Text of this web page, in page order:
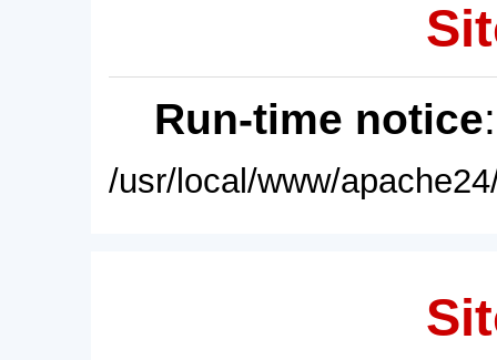
Run-time notice
/usr/local/www/